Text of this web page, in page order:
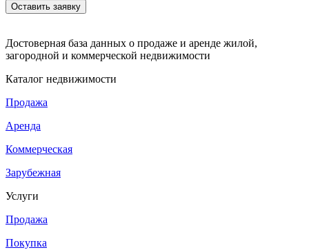
Достоверная база данных о продаже и аренде жилой,
загородной и коммерческой недвижимости
Каталог недвижимости
Продажа
Аренда
Коммерческая
Зарубежная
Услуги
Продажа
Покупка